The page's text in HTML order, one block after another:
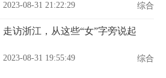
2023-08-31 21:22:29 综合
走访浙江，从这些“女”字旁说起
2023-08-31 19:55:49 综合